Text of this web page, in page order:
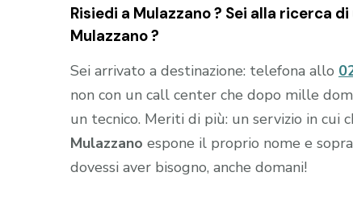
Risiedi a Mulazzano? Sei alla ricerca
Mulazzano?
Sei arrivato a destinazione: telefona allo
non con un call center che dopo mille
un tecnico. Meriti di più: un servizio in cui
Mulazzano espone il proprio nome e
dovessi aver bisogno, anche domani!